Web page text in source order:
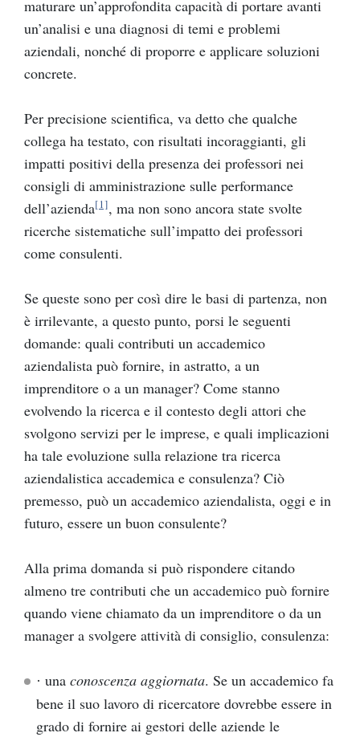
maturare un’approfondita capacità di portare avanti
un’analisi e una diagnosi di temi e problemi
aziendali, nonché di proporre e applicare soluzioni
concrete.
Per precisione scientifica, va detto che qualche
collega ha testato, con risultati incoraggianti, gli
impatti positivi della presenza dei professori nei
consigli di amministrazione sulle performance
dell’azienda[1], ma non sono ancora state svolte
ricerche sistematiche sull’impatto dei professori
come consulenti.
Se queste sono per così dire le basi di partenza, non
è irrilevante, a questo punto, porsi le seguenti
domande: quali contributi un accademico
aziendalista può fornire, in astratto, a un
imprenditore o a un manager? Come stanno
evolvendo la ricerca e il contesto degli attori che
svolgono servizi per le imprese, e quali implicazioni
ha tale evoluzione sulla relazione tra ricerca
aziendalistica accademica e consulenza? Ciò
premesso, può un accademico aziendalista, oggi e in
futuro, essere un buon consulente?
Alla prima domanda si può rispondere citando
almeno tre contributi che un accademico può fornire
quando viene chiamato da un imprenditore o da un
manager a svolgere attività di consiglio, consulenza:
· una conoscenza aggiornata. Se un accademico fa
bene il suo lavoro di ricercatore dovrebbe essere in
grado di fornire ai gestori delle aziende le